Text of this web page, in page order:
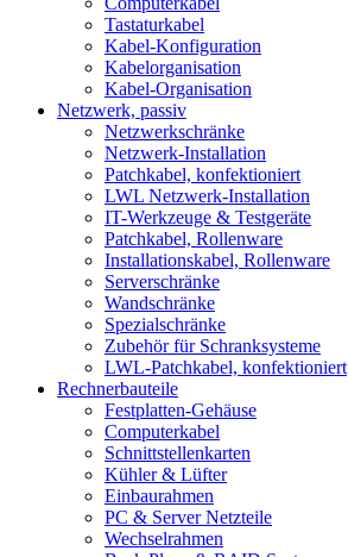
Tastaturkabel
Kabel-Konfiguration
Kabelorganisation
Kabel-Organisation
Netzwerk, passiv
Netzwerkschränke
Netzwerk-Installation
Patchkabel, konfektioniert
LWL Netzwerk-Installation
IT-Werkzeuge & Testgeräte
Patchkabel, Rollenware
Installationskabel, Rollenware
Serverschränke
Wandschränke
Spezialschränke
Zubehör für Schranksysteme
LWL-Patchkabel, konfektioniert
Rechnerbauteile
Festplatten-Gehäuse
Computerkabel
Schnittstellenkarten
Kühler & Lüfter
Einbaurahmen
PC & Server Netzteile
Wechselrahmen